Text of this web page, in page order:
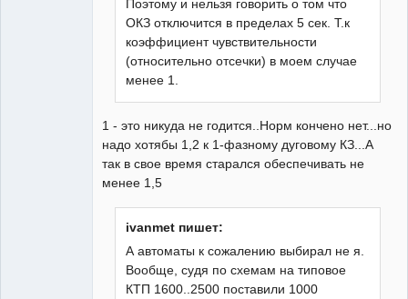
Поэтому и нельзя говорить о том что
ОКЗ отключится в пределах 5 сек. Т.к
коэффициент чувствительности
(относительно отсечки) в моем случае
менее 1.
1 - это никуда не годится..Норм кончено нет...но
надо хотябы 1,2 к 1-фазному дуговому КЗ...А
так в свое время старался обеспечивать не
менее 1,5
ivanmet пишет:
А автоматы к сожалению выбирал не я.
Вообще, судя по схемам на типовое
КТП 1600..2500 поставили 1000